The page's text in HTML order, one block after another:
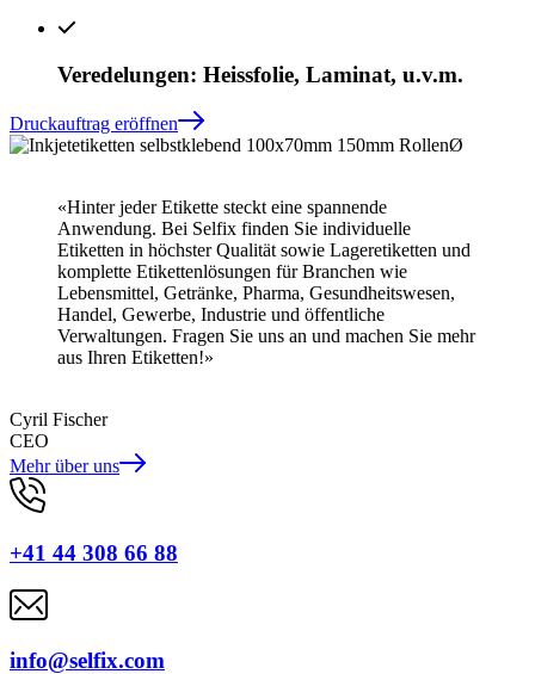
Veredelungen: Heissfolie, Laminat, u.v.m.
Druckauftrag eröffnen
«Hinter jeder Etikette steckt eine spannende
Anwendung. Bei Selfix finden Sie individuelle
Etiketten in höchster Qualität sowie Lageretiketten und
komplette Etikettenlösungen für Branchen wie
Lebensmittel, Getränke, Pharma, Gesundheitswesen,
Handel, Gewerbe, Industrie und öffentliche
Verwaltungen. Fragen Sie uns an und machen Sie mehr
aus Ihren Etiketten!»
Cyril Fischer
CEO
Mehr über uns
+41 44 308 66 88
info@selfix.com